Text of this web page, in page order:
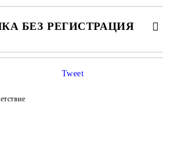
БЕЗ РЕГИСТРАЦИЯ
ПОПЪЛНЕТЕ 4 ПОЛЕТА
Tweet